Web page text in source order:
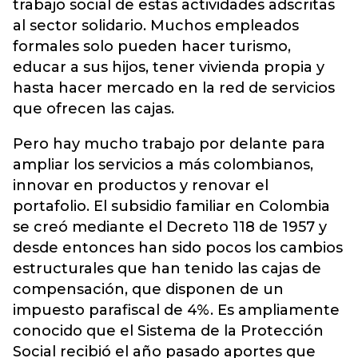
trabajo social de estas actividades adscritas
al sector solidario. Muchos empleados
formales solo pueden hacer turismo,
educar a sus hijos, tener vivienda propia y
hasta hacer mercado en la red de servicios
que ofrecen las cajas.
Pero hay mucho trabajo por delante para
ampliar los servicios a más colombianos,
innovar en productos y renovar el
portafolio. El subsidio familiar en Colombia
se creó mediante el Decreto 118 de 1957 y
desde entonces han sido pocos los cambios
estructurales que han tenido las cajas de
compensación, que disponen de un
impuesto parafiscal de 4%. Es ampliamente
conocido que el Sistema de la Protección
Social recibió el año pasado aportes que